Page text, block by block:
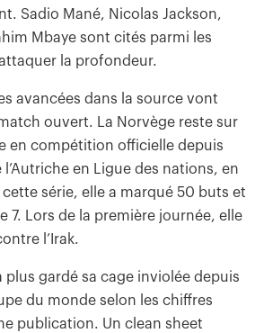
Sadio Mané, Nicolas Jackson,
Mbaye sont cités parmi les
la profondeur.
avancées dans la source vont
ouvert. La Norvège reste sur
en compétition officielle depuis
en Ligue des nations, en
série, elle a marqué 50 buts et
7. Lors de la première journée, elle
l’Irak.
plus gardé sa cage inviolée depuis
du monde selon les chiffres
publication. Un clean sheet